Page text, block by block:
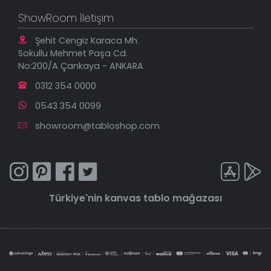
ShowRoom İletişim
Şehit Cengiz Karaca Mh.
Sokullu Mehmet Paşa Cd.
No:200/A Çankaya - ANKARA
0312 354 0000
0543 354 0099
showroom@tabloshop.com
Türkiye'nin kanvas tablo mağazası